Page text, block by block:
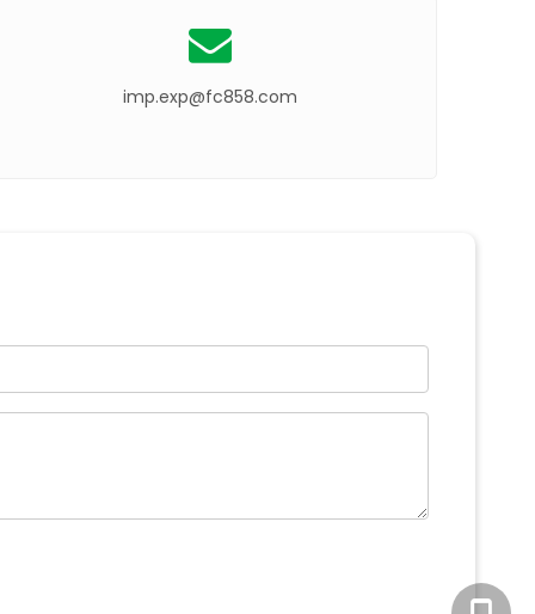

imp.exp@fc858.com